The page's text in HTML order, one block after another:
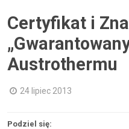
Certyfikat i
Austrothermu
24 lipiec 2013
Podziel się: